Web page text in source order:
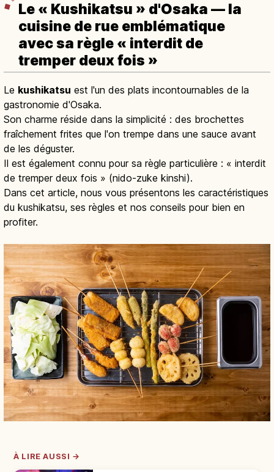
Le « Kushikatsu » d'Osaka — la
cuisine de rue emblématique
avec sa règle « interdit de
tremper deux fois »
Le kushikatsu est l'un des plats incontournables de la
gastronomie d'Osaka.
Son charme réside dans la simplicité : des brochettes
fraîchement frites que l'on trempe dans une sauce avant
de les déguster.
Il est également connu pour sa règle particulière : « interdit
de tremper deux fois » (nido-zuke kinshi).
Dans cet article, nous vous présentons les caractéristiques
du kushikatsu, ses règles et nos conseils pour bien en
profiter.
À LIRE AUSSI →